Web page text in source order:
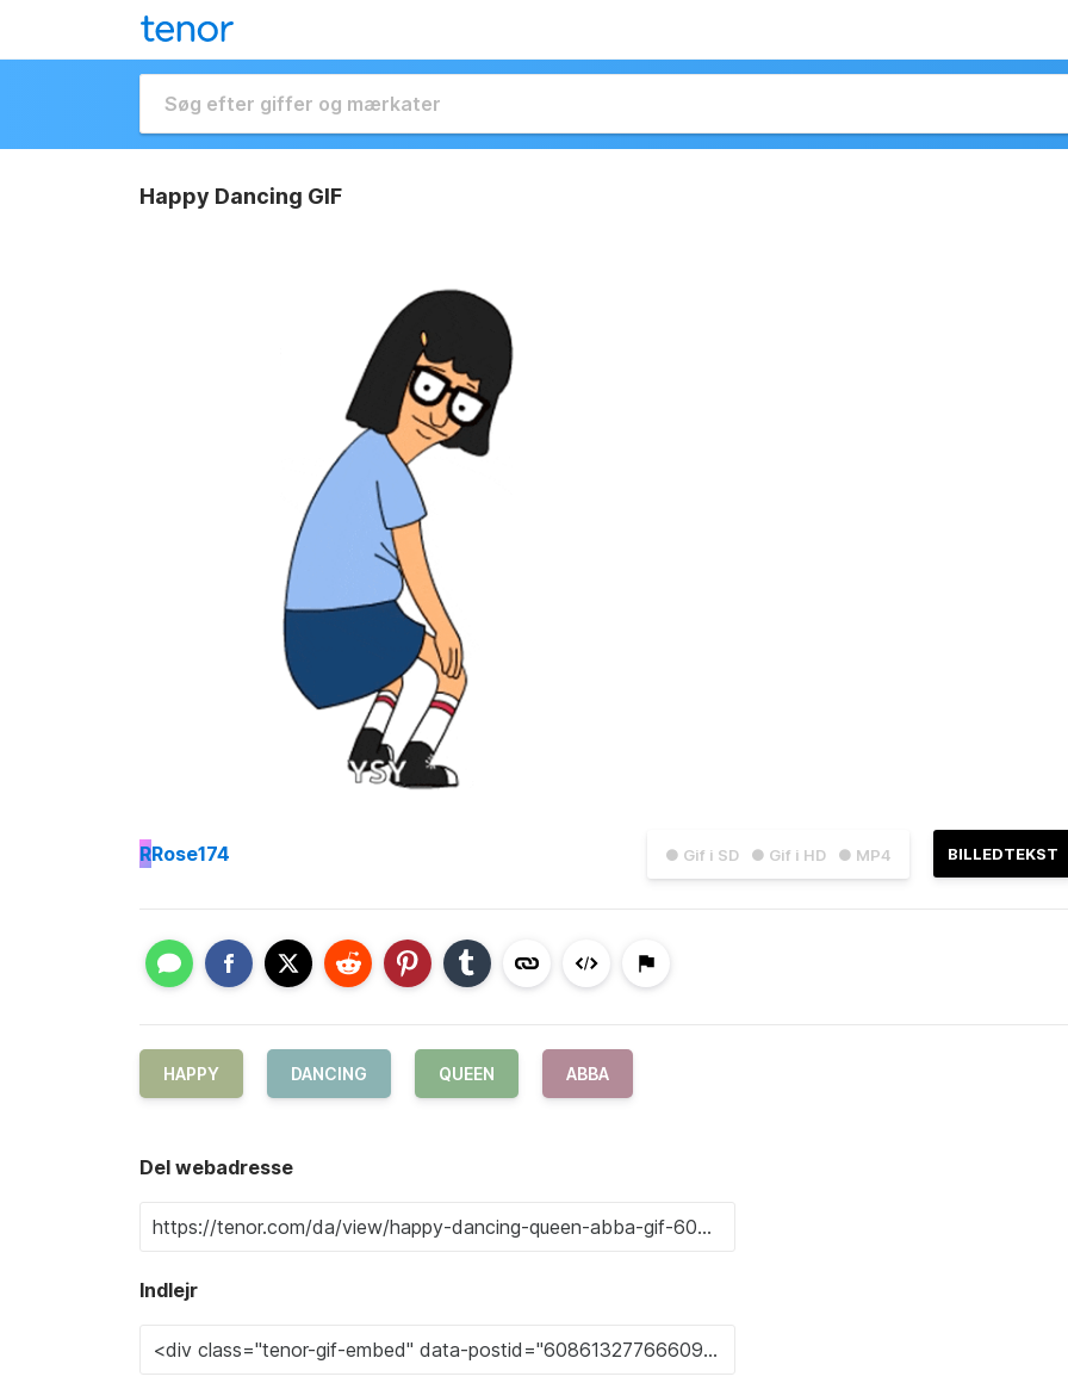
Happy Dancing GIF
● Gif i SD ● Gif i HD ● MP4 BILLEDTEKST
RRose174
HAPPY DANCING QUEEN ABBA
Del webadresse
Indlejr